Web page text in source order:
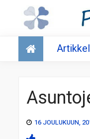
Talous
16 JOULUKUUN,